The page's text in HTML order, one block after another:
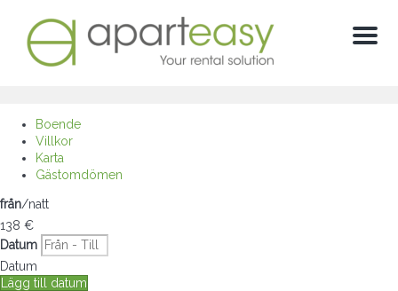
Meny
Boende
Villkor
Karta
Gästomdömen
från/natt
138 €
Datum
Datum
Lägg till datum